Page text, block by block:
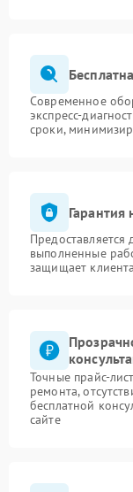
Современное
экспресс-
сроки,
Гарантия
выполненные
защищает
Точные прайс-
ремонта,
бесплатной
сайте